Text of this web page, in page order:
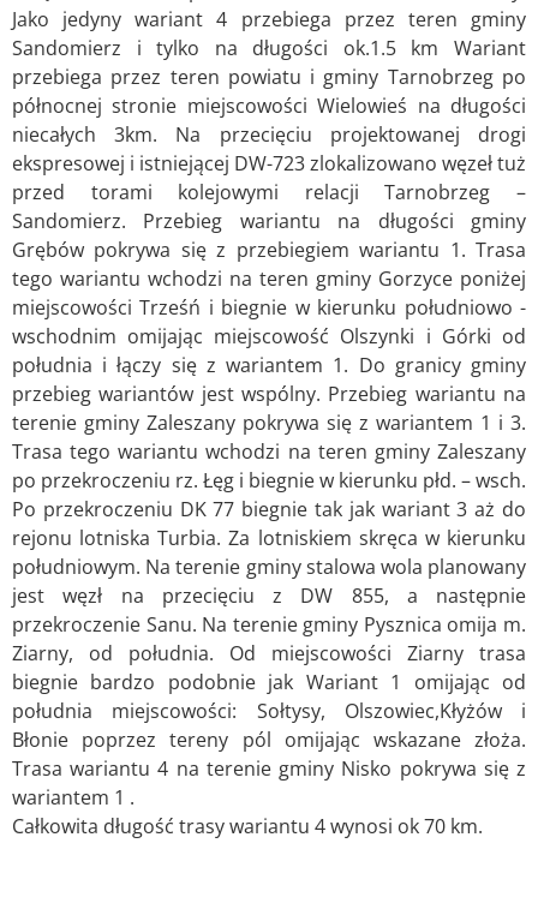
Jako jedyny wariant 4 przebiega przez teren gminy
Sandomierz i tylko na długości ok.1.5 km Wariant
przebiega przez teren powiatu i gminy Tarnobrzeg po
północnej stronie miejscowości Wielowieś na długości
niecałych 3km. Na przecięciu projektowanej drogi
ekspresowej i istniejącej DW-723 zlokalizowano węzeł tuż
przed torami kolejowymi relacji Tarnobrzeg –
Sandomierz. Przebieg wariantu na długości gminy
Grębów pokrywa się z przebiegiem wariantu 1. Trasa
tego wariantu wchodzi na teren gminy Gorzyce poniżej
miejscowości Trześń i biegnie w kierunku południowo -
wschodnim omijając miejscowość Olszynki i Górki od
południa i łączy się z wariantem 1. Do granicy gminy
przebieg wariantów jest wspólny. Przebieg wariantu na
terenie gminy Zaleszany pokrywa się z wariantem 1 i 3.
Trasa tego wariantu wchodzi na teren gminy Zaleszany
po przekroczeniu rz. Łęg i biegnie w kierunku płd. – wsch.
Po przekroczeniu DK 77 biegnie tak jak wariant 3 aż do
rejonu lotniska Turbia. Za lotniskiem skręca w kierunku
południowym. Na terenie gminy stalowa wola planowany
jest węzł na przecięciu z DW 855, a następnie
przekroczenie Sanu. Na terenie gminy Pysznica omija m.
Ziarny, od południa. Od miejscowości Ziarny trasa
biegnie bardzo podobnie jak Wariant 1 omijając od
południa miejscowości: Sołtysy, Olszowiec,Kłyżów i
Błonie poprzez tereny pól omijając wskazane złoża.
Trasa wariantu 4 na terenie gminy Nisko pokrywa się z
wariantem 1 .
Całkowita długość trasy wariantu 4 wynosi ok 70 km.